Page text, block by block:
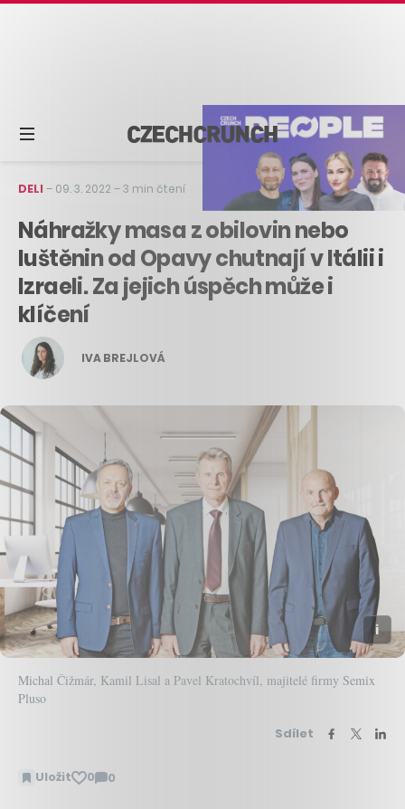
DELI – 09. 3. 2022 –3 min čtení
Náhražky masa z obilovin nebo
luštěnin od Opavy chutnají v Itálii i
Izraeli. Za jejich úspěch může i
klíčení
IVA BREJLOVÁ
Michal Čižmár, Kamil Lisal a Pavel Kratochvíl, majitelé firmy Semix
Pluso
Sdílet
Uložit 0 0
Zobrazit